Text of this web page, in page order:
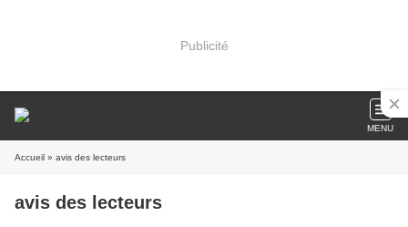
Publicité
MENU
Accueil » avis des lecteurs
avis des lecteurs